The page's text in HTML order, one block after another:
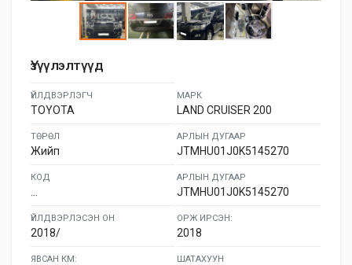
Үзүүлэлтүүд
ҮЙЛДВЭРЛЭГЧ
TOYOTA
МАРК
LAND CRUISER 200
ТӨРӨЛ
Жийп
АРЛЫН ДУГААР
JTMHU01J0K5145270
КОД АРЛЫН ДУГААР
JTMHU01J0K5145270
ҮЙЛДВЭРЛЭСЭН ОН
2018/
ОРЖ ИРСЭН:
2018
ЯВСАН КМ: ШАТАХУУН